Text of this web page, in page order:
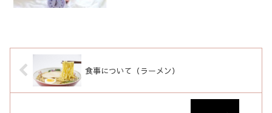
食事について（ラーメン）